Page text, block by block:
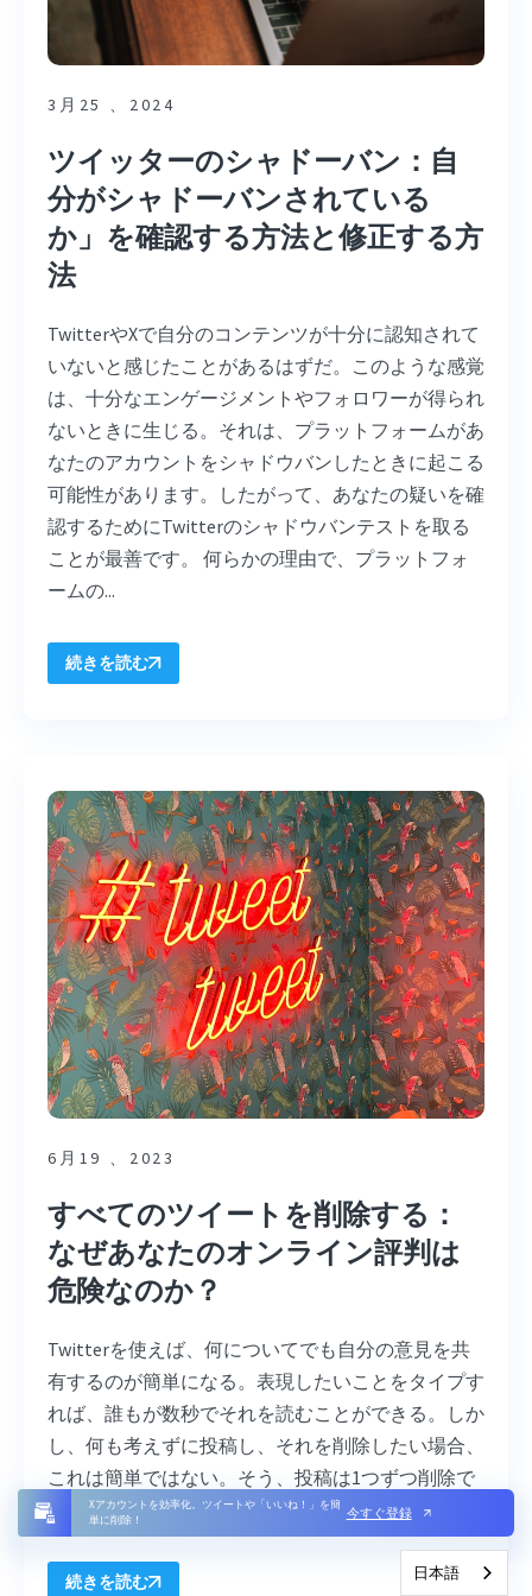
Xアカウントを効率化。ツイートや「いいね！」を簡
単に削除！
今すぐ登録
3月25 、2024
ツイッターのシャドーバン：自
分がシャドーバンされている
か」を確認する方法と修正する方
法
TwitterやXで自分のコンテンツが十分に認知されて
いないと感じたことがあるはずだ。このような感覚
は、十分なエンゲージメントやフォロワーが得られ
ないときに生じる。それは、プラットフォームがあ
なたのアカウントをシャドウバンしたときに起こる
可能性があります。したがって、あなたの疑いを確
認するためにTwitterのシャドウバンテストを取る
ことが最善です。 何らかの理由で、プラットフォ
ームの...
続きを読む
6月19 、2023
すべてのツイートを削除する：
なぜあなたのオンライン評判は
危険なのか？
Twitterを使えば、何についてでも自分の意見を共
有するのが簡単になる。表現したいことをタイプす
れば、誰もが数秒でそれを読むことができる。しか
し、何も考えずに投稿し、それを削除したい場合、
これは簡単ではない。そう、投稿は1つずつ削除で
きる。
続きを読む 日本語